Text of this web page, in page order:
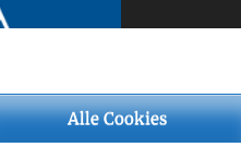
Alle Cookies